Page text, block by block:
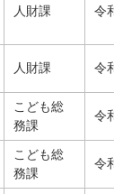
人財課 令
人財課 令
こども総
務課
令
こども総
務課
令